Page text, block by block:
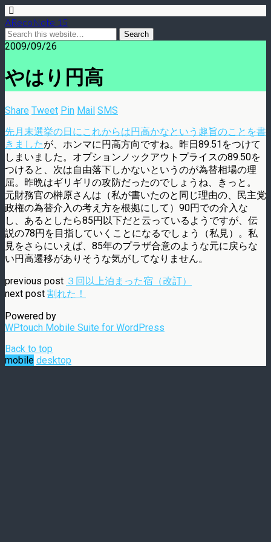
ARecoNote 15
2009/09/26
やはり円高
Share Tweet Pin Mail SMS
先月末選挙の日にこれからは円高かなという趣旨のことを書
きましたが、ホンマに円高方向ですね。昨日89.51をつけて
しまいました。オプションノックアウトプライスの89.50を
つけると、次は自由落下しかないというのが為替相場の理
屈。昨晩はギリギリの攻防だったのでしょうね、きっと。
元財務官の榊原さんは（私が書いたのと同じ理由の、民主党
政権の為替介入の考え方を根拠にして）90円での介入な
し、あるとしたら85円以下だと云っているようですが、伝
説の78円を目指していくことになるでしょう（私見）。私
見をさらにいえば、85年のプラザ合意のような元に戻らな
い円高遷移がありそうな気がしてなりません。
previous post ３回以上泊まった宿（改訂）
next post 割れた！
Powered by
WPtouch Mobile Suite for WordPress
Back to top
mobile desktop